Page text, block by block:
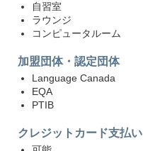
自習室
ラウンジ
コンピュータルーム
加盟団体・認定団体
Language Canada
EQA
PTIB
クレジットカード支払い